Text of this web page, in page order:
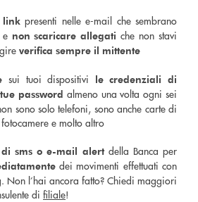
link presenti nelle e-mail che sembrano
non scaricare allegati che non stavi
verifica sempre il mittente
sui tuoi dispositivi le credenziali di
password almeno una volta ogni sei
sono solo telefoni, sono anche carte di
e molto altro
sms o e-mail alertdella Banca per
dei movimenti effettuati con
Non l’hai ancora fatto? Chiedi maggiori
di filiale!